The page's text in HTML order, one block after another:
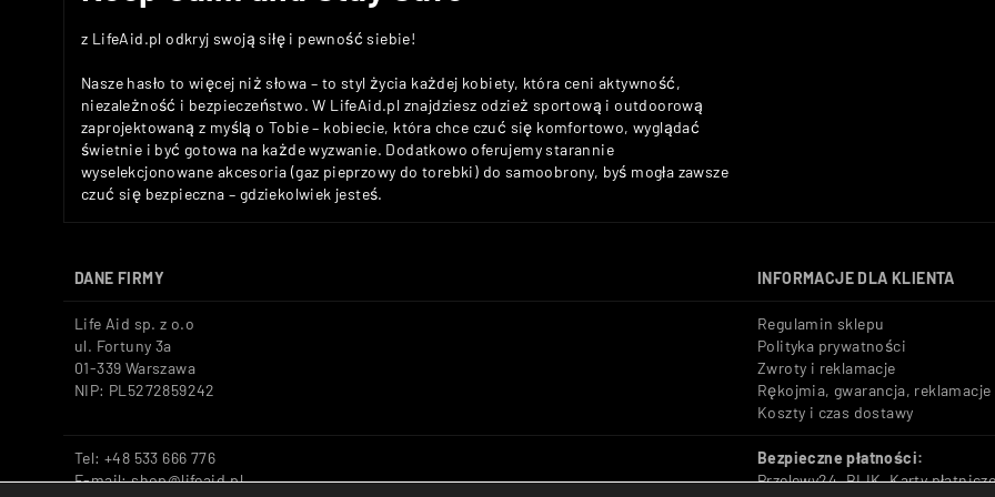
z LifeAid.pl odkryj swoją siłę i pewność siebie!
Nasze hasło to więcej niż słowa – to styl życia każdej kobiety, która ceni aktywność,
niezależność i bezpieczeństwo. W LifeAid.pl znajdziesz odzież sportową i outdoorową
zaprojektowaną z myślą o Tobie – kobiecie, która chce czuć się komfortowo, wyglądać
świetnie i być gotowa na każde wyzwanie. Dodatkowo oferujemy starannie
wyselekcjonowane akcesoria (gaz pieprzowy do torebki) do samoobrony, byś mogła zawsze
czuć się bezpieczna – gdziekolwiek jesteś.
DANE FIRMY INFORMACJE DLA KLIENTA
Life Aid sp. z o.o
ul. Fortuny 3a
01-339 Warszawa
NIP: PL5272859242
Regulamin sklepu
Polityka prywatności
Zwroty i reklamacje
Rękojmia, gwarancja, reklamacje
Koszty i czas dostawy
Tel: +48 533 666 776
E-mail: shop@lifeaid.pl
Bezpieczne płatności:
Przelewy24, BLIK, Karty